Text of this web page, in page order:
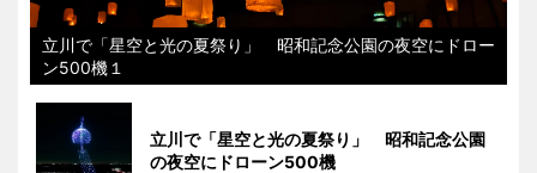
立川で「星空と光の夏祭り」 昭和記念公園の夜空にドロー
ン500機１
立川で「星空と光の夏祭り」 昭和記念公園
の夜空にドローン500機